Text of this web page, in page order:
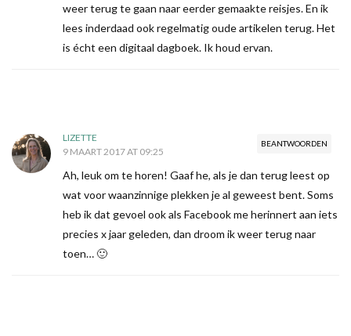
weer terug te gaan naar eerder gemaakte reisjes. En ik
lees inderdaad ook regelmatig oude artikelen terug. Het
is écht een digitaal dagboek. Ik houd ervan.
BEANTWOORDEN
LIZETTE
9 MAART 2017 AT 09:25
Ah, leuk om te horen! Gaaf he, als je dan terug leest op
wat voor waanzinnige plekken je al geweest bent. Soms
heb ik dat gevoel ook als Facebook me herinnert aan iets
precies x jaar geleden, dan droom ik weer terug naar
toen… 🙂